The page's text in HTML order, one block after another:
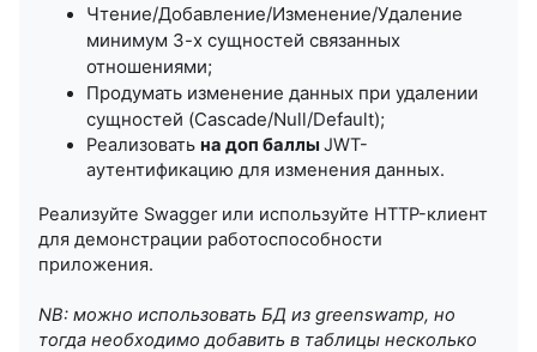
Чтение/Добавление/Изменение/Удаление
минимум 3-х сущностей связанных
отношениями;
Продумать изменение данных при удалении
сущностей (Cascade/Null/Default);
Реализовать на доп баллы JWT-
аутентификацию для изменения данных.
Реализуйте Swagger или используйте HTTP-клиент
для демонстрации работоспособности
приложения.
NB: можно использовать БД из greenswamp, но
тогда необходимо добавить в таблицы несколько